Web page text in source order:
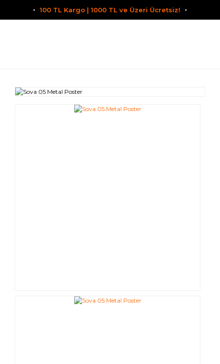
100 TL Kargo | 1000 TL ve Üzeri Ücretsiz!